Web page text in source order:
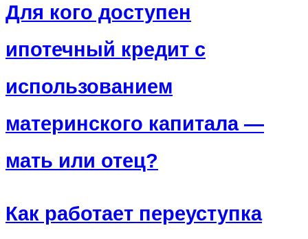
Для кого доступен
ипотечный кредит с
использованием
материнского капитала —
мать или отец?
Как работает переуступка